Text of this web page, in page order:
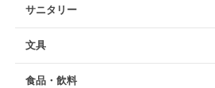
サニタリー
文具
食品・飲料